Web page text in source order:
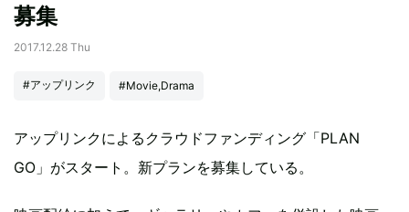
募集
2017.12.28 Thu
#アップリンク #Movie,Drama
アップリンクによるクラウドファンディング「PLAN
GO」がスタート。新プランを募集している。